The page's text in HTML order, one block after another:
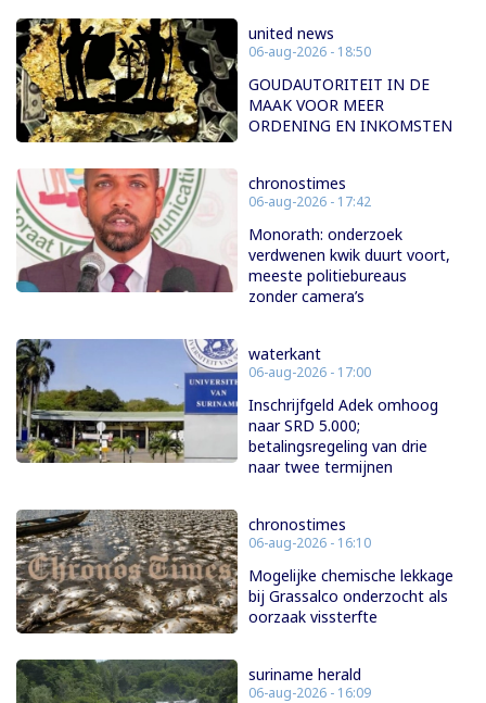
united news
06-aug-2026 - 18:50
GOUDAUTORITEIT IN DE
MAAK VOOR MEER
ORDENING EN INKOMSTEN
chronostimes
06-aug-2026 - 17:42
Monorath: onderzoek
verdwenen kwik duurt voort,
meeste politiebureaus
zonder camera’s
waterkant
06-aug-2026 - 17:00
Inschrijfgeld Adek omhoog
naar SRD 5.000;
betalingsregeling van drie
naar twee termijnen
chronostimes
06-aug-2026 - 16:10
Mogelijke chemische lekkage
bij Grassalco onderzocht als
oorzaak vissterfte
suriname herald
06-aug-2026 - 16:09